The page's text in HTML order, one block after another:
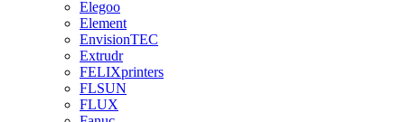
Elegoo
Element
EnvisionTEC
Extrudr
FELIXprinters
FLSUN
FLUX